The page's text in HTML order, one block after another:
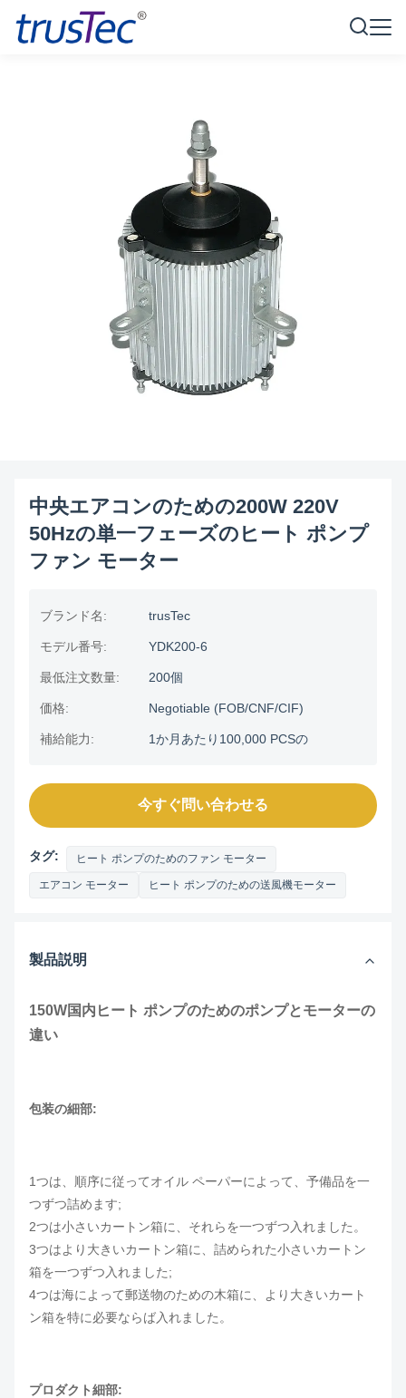
中央エアコンのための200W 220V
50Hzの単一フェーズのヒート ポンプ
ファン モーター
ブランド名: trusTec
モデル番号: YDK200-6
最低注文数量: 200個
価格: Negotiable (FOB/CNF/CIF)
補給能力: 1か月あたり100,000 PCSの
今すぐ問い合わせる
タグ: ヒート ポンプのためのファン モーター
エアコン モーター ヒート ポンプのための送風機モーター
製品説明
150W国内ヒート ポンプのためのポンプとモーターの
違い
包装の細部:
1つは、順序に従ってオイル ペーパーによって、予備品を一
つずつ詰めます;
2つは小さいカートン箱に、それらを一つずつ入れました。
3つはより大きいカートン箱に、詰められた小さいカートン
箱を一つずつ入れました;
4つは海によって郵送物のための木箱に、より大きいカート
ン箱を特に必要ならば入れました。
プロダクト細部: